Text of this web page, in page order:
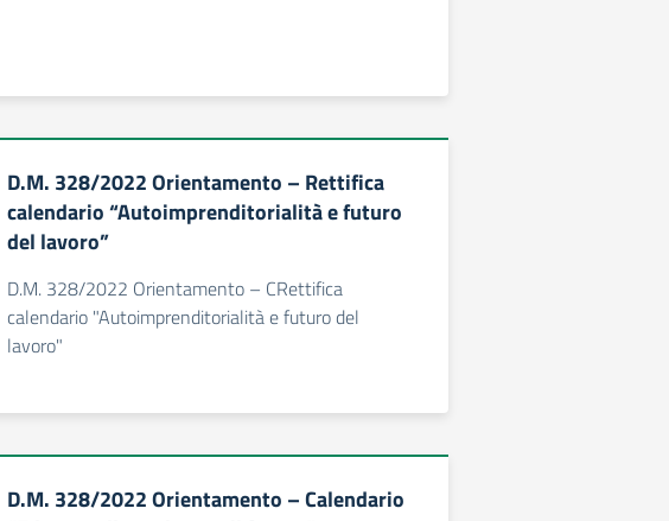
D.M. 328/2022 Orientamento – Rettifica
calendario “Autoimprenditorialità e futuro
del lavoro”
D.M. 328/2022 Orientamento – CRettifica
calendario "Autoimprenditorialità e futuro del
lavoro"
D.M. 328/2022 Orientamento – Calendario